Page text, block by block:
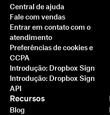
Central de ajuda
Fale com vendas
Entrar em contato com o
atendimento
Preferências de cookies e
CCPA
Introdução: Dropbox Sign
Introdução: Dropbox Sign
API
Recursos
Blog